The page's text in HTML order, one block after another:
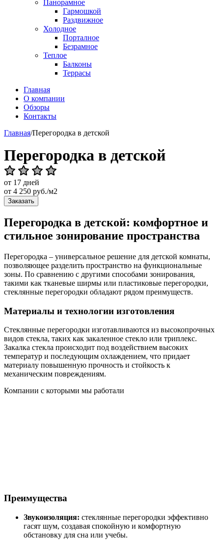
Панорамное
Гармошкой
Раздвижное
Холодное
Порталное
Безрамное
Теплое
Балконы
Террасы
Главная
О компании
Обзоры
Контакты
Главная/Перегородка в детской
Перегородка в детской
от 17 дней
от 4 250 руб./м2
Заказать
Перегородка в детской: комфортное и
стильное зонирование пространства
Перегородка – универсальное решение для детской комнаты,
позволяющее разделить пространство на функциональные
зоны. По сравнению с другими способами зонирования,
такими как тканевые ширмы или пластиковые перегородки,
стеклянные перегородки обладают рядом преимуществ.
Материалы и технологии изготовления
Стеклянные перегородки изготавливаются из высокопрочных
видов стекла, таких как закаленное стекло или триплекс.
Закалка стекла происходит под воздействием высоких
температур и последующим охлаждением, что придает
материалу повышенную прочность и стойкость к
механическим повреждениям.
Компании с которыми мы работали
Преимущества
Звукоизоляция: стеклянные перегородки эффективно
гасят шум, создавая спокойную и комфортную
обстановку для сна или учебы.